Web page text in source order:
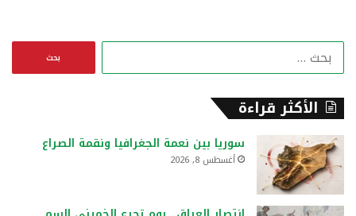
ن
الأكثر قراءة
سوريا بين نعمة الجغرافيا ونقمة الصراع
أغسطس 8, 2026